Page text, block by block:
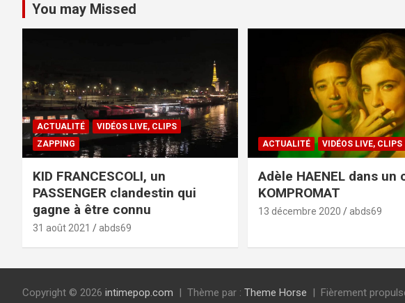
You may Missed
ACTUALITÉ
VIDÉOS LIVE, CLIPS
ZAPPING
KID FRANCESCOLI, un
PASSENGER clandestin qui
gagne à être connu
31 août 2021 abds69
ACTUALITÉ VIDÉOS LIVE, CLIPS
Adèle HAENEL dans un
KOMPROMAT
13 décembre 2020 abds69
Copyright © 2026 intimepop.com Thème par : Theme Horse Fièrement